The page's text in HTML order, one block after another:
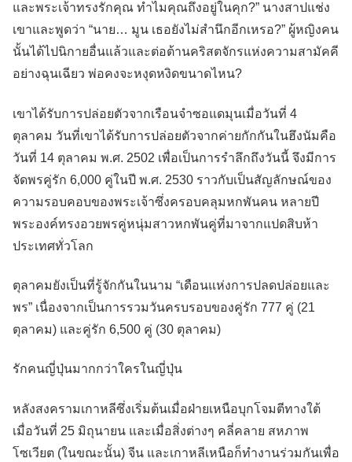
และพระเจ้าทรงรักคุณ ทำไมคุณถึงอยู่ในคุก?” นางสาปแช่ง
เขาและพูดว่า “นาย… มูน เธอยังไม่สำนึกอีกเหรอ?” ผู้หญิงคน
นั้นได้ไปนิกายอื่นแล้วและต่อต้านคริสตจักรแห่งความสามัคคี
อย่างฉุนเฉียว พ่อคงจะหงุดหงิดขนาดไหน?
เขาได้รับการปล่อยตัวจากเรือนจำซอแดมุนเมื่อวันที่ 4
ตุลาคม วันที่เขาได้รับการปล่อยตัวจากค่ายกักกันในฮึงนัมคือ
วันที่ 14 ตุลาคม พ.ศ. 2502 เพื่อเป็นการรำลึกถึงวันนี้ จึงมีการ
จัดพรคู่รัก 6,000 คู่ในปี พ.ศ. 2530 ราวกับเป็นสัญลักษณ์ของ
ความรอบคอบของพระเจ้าซึ่งครอบคลุมหกพันคน หลายปี
พระองค์ทรงอวยพรคู่หนุ่มสาวหกพันคู่ที่มาจากแปดสิบห้า
ประเทศทั่วโลก
ตุลาคมยังเป็นที่รู้จักกันในนาม “เดือนแห่งการปลดปล่อยและ
พร” เนื่องจากเป็นการรวมวันครบรอบของคู่รัก 777 คู่ (21
ตุลาคม) และคู่รัก 6,500 คู่ (30 ตุลาคม)
รักคนญี่ปุ่นมากกว่าใครในญี่ปุ่น
หลังสงครามเกาหลีซึ่งเริ่มต้นเมื่อฝ่ายเหนือบุกโจมตีทางใต้
เมื่อวันที่ 25 มิถุนายน และเมื่อสิ่งต่างๆ คลี่คลาย สหภาพ
โซเวียต (ในขณะนั้น) จีน และเกาหลีเหนือก็ทำงานร่วมกันเพื่อ